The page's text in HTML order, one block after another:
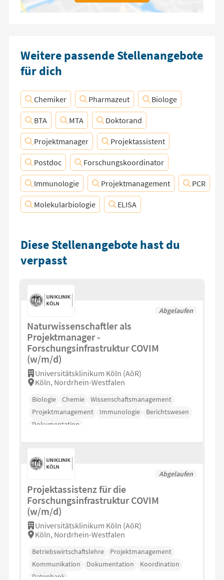
Weitere passende Stellenangebote
für dich
Chemiker Pharmazeut Biologe
BTA MTA Doktorand
Projektmanager Projektassistent
Postdoc Forschungskoordinator
Immunologie Projektmanagement PCR
Molekularbiologie ELISA
Diese Stellenangebote hast du
verpasst
Abgelaufen
Naturwissenschaftler als
Projektmanager -
Forschungsinfrastruktur COVIM
(w/m/d)
Universitätsklinikum Köln (AöR)
Köln, Nordrhein-Westfalen
Biologie Chemie
Wissenschaftsmanagement
Projektmanagement
Immunologie
Berichtswesen
Dokumentation
Abgelaufen
Projektassistenz für die
Forschungsinfrastruktur COVIM
(w/m/d)
Universitätsklinikum Köln (AöR)
Köln, Nordrhein-Westfalen
Betriebswirtschaftslehre
Projektmanagement
Kommunikation
Dokumentation
Koordination
Datenbank